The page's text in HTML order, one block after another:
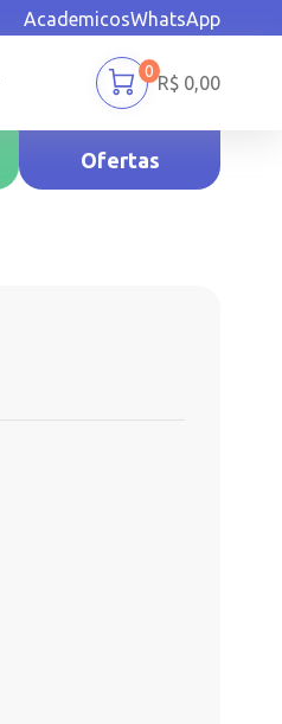
AcademicosWhatsApp
R$0,00
0
Ofertas